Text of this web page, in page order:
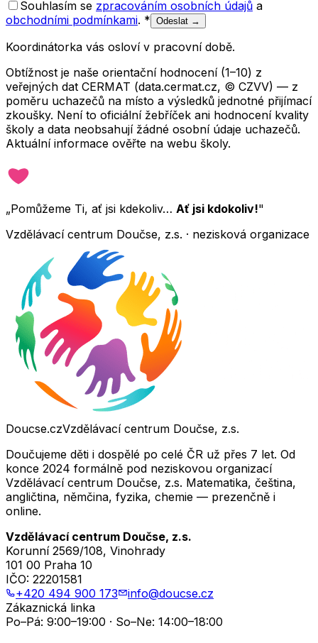
Souhlasím se zpracováním osobních údajů a
obchodními podmínkami. * Odeslat →
Koordinátorka vás osloví v pracovní době.
Obtížnost je naše orientační hodnocení (1–10) z
veřejných dat CERMAT (data.cermat.cz, © CZVV) — z
poměru uchazečů na místo a výsledků jednotné přijímací
zkoušky. Není to oficiální žebříček ani hodnocení kvality
školy a data neobsahují žádné osobní údaje uchazečů.
Aktuální informace ověřte na webu školy.
„Pomůžeme Ti, ať jsi kdekoliv… Ať jsi kdokoliv!"
Vzdělávací centrum Doučse, z.s. · nezisková organizace
Doucse.czVzdělávací centrum Doučse, z.s.
Doučujeme děti i dospělé po celé ČR už přes 7 let. Od
konce 2024 formálně pod neziskovou organizací
Vzdělávací centrum Doučse, z.s. Matematika, čeština,
angličtina, němčina, fyzika, chemie — prezenčně i
online.
Vzdělávací centrum Doučse, z.s.
Korunní 2569/108, Vinohrady
101 00 Praha 10
IČO: 22201581
+420 494 900 173
info@doucse.cz
Zákaznická linka
Po–Pá: 9:00–19:00 · So–Ne: 14:00–18:00